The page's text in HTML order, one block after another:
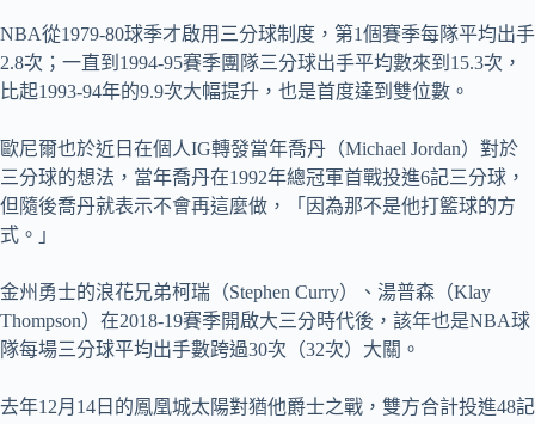
NBA從1979-80球季才啟用三分球制度，第1個賽季每隊平均出手
2.8次；一直到1994-95賽季團隊三分球出手平均數來到15.3次，
比起1993-94年的9.9次大幅提升，也是首度達到雙位數。
歐尼爾也於近日在個人IG轉發當年喬丹（Michael Jordan）對於
三分球的想法，當年喬丹在1992年總冠軍首戰投進6記三分球，
但隨後喬丹就表示不會再這麼做，「因為那不是他打籃球的方
式。」
金州勇士的浪花兄弟柯瑞（Stephen Curry）、湯普森（Klay
Thompson）在2018-19賽季開啟大三分時代後，該年也是NBA球
隊每場三分球平均出手數跨過30次（32次）大關。
去年12月14日的鳳凰城太陽對猶他爵士之戰，雙方合計投進48記